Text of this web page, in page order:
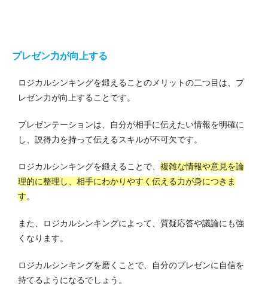
プレゼン力が向上する
ロジカルシンキングを鍛えることのメリットの二つ目は、プ
レゼン力が向上することです。
プレゼンテーションは、自分が相手に伝えたい情報を明確に
し、説得力を持って伝えるスキルが不可欠です。
ロジカルシンキングを鍛えることで、 複雑な情報や意見を論
理的に整理し、相手にわかりやすく伝える力が身につきま
す。
また、ロジカルシンキングによって、質疑応答や議論にも強
くなります。
ロジカルシンキングを磨くことで、自分のプレゼンに自信を
持てるようになるでしょう。